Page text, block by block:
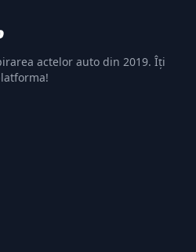
actelor auto din 2019. Îți